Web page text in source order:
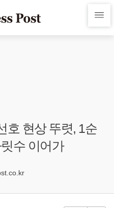
호 현상 뚜렷, 1순
수 이어가